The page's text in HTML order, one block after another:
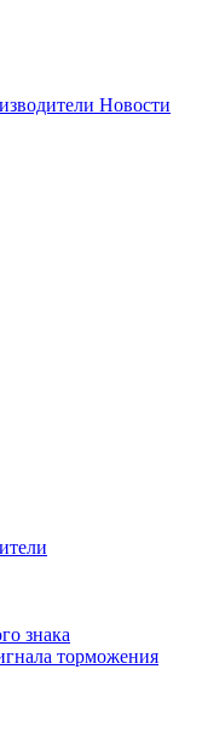
Новости
знака
торможения